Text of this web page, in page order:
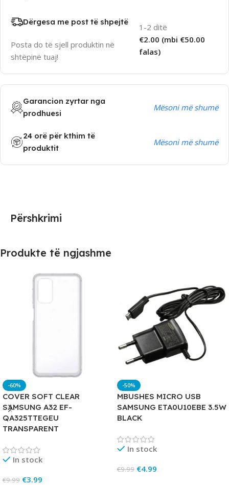
Dërgesa me post të shpejtë
Posta do të sjell produktin në
shtëpinë tuaj!
1-2 ditë
€2.00 (mbi €50.00
falas)
Garancion zyrtar nga
prodhuesi
Mësoni më shumë
24 orë për kthim të
produktit
Mësoni më shumë
Përshkrimi
Produkte të ngjashme
-60%
COVER SOFT CLEAR
SAMSUNG A32 EF-
QA325TTEGEU
TRANSPARENT
In stock
€9.99 €3.99
-50%
MBUSHES MICRO USB
SAMSUNG ETA0U10EBE 3.5W
BLACK
In stock
€9.99 €4.99